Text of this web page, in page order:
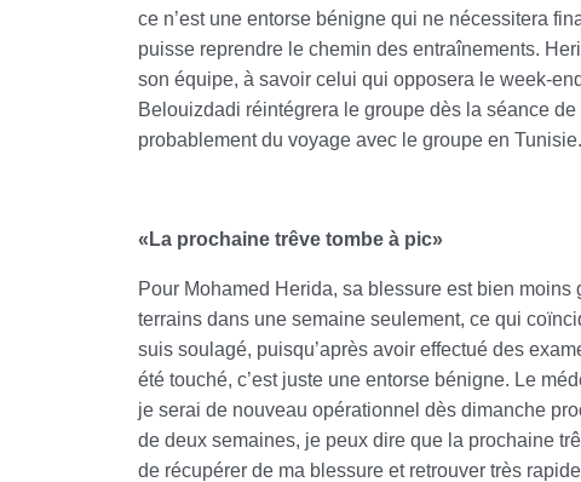
ce n’est une entorse bénigne qui ne nécessitera
puisse reprendre le chemin des entraînements.
son équipe, à savoir celui qui opposera le week-
Belouizdadi réintégrera le groupe dès la séance
probablement du voyage avec le groupe en Tunisie.
«La prochaine trêve tombe à pic»
Pour Mohamed Herida, sa blessure est bien
terrains dans une semaine seulement, ce qui
suis soulagé, puisqu’après avoir effectué des
été touché, c’est juste une entorse bénigne. Le
je serai de nouveau opérationnel dès dimanche
de deux semaines, je peux dire que la prochaine
de récupérer de ma blessure et retrouver très